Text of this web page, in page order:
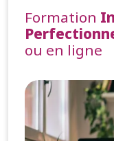
Formation
ou en ligne